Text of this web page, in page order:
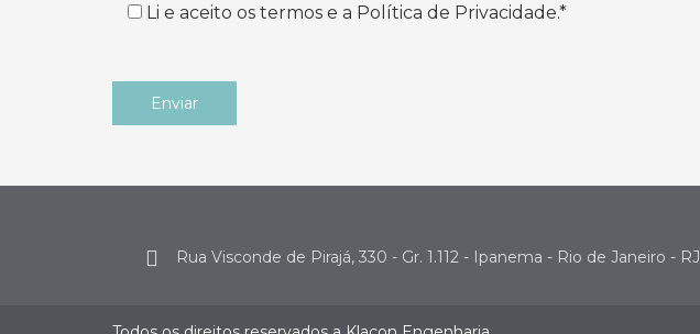
Li e aceito os termos e a Política de Privacidade.*
Rua Visconde de Pirajá, 330 - Gr. 1.112 - Ipanema - Rio de Janeiro - RJ